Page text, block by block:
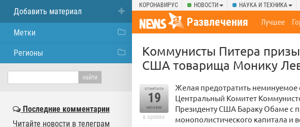
КОРОНАВИРУС НОВОСТИ НАУКА И ТЕХНИКА
Развлечения Лучшее
Коммунисты Питера
США товарища Монику
отметили
19
человек
в архиве
Желая предотратить
Центральный Комитет
Президенту США Бараку Обаме с
монополистического капитала и
Добавить материал
Метки
Регионы
Последние комментарии
Читайте новости в телеграм